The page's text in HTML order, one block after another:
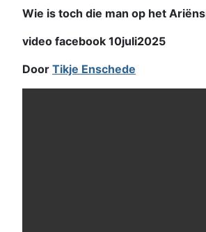
Wie is toch die man op het
video facebook 10juli2025
Door Tikje Enschede